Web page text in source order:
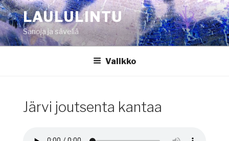
Siirry
sisältöönLAULULINTU
Sanoja ja säveliä
Valikko
Järvi joutsenta kantaa